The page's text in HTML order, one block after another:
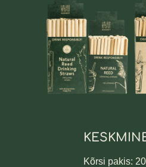
Kõrsi pakis: